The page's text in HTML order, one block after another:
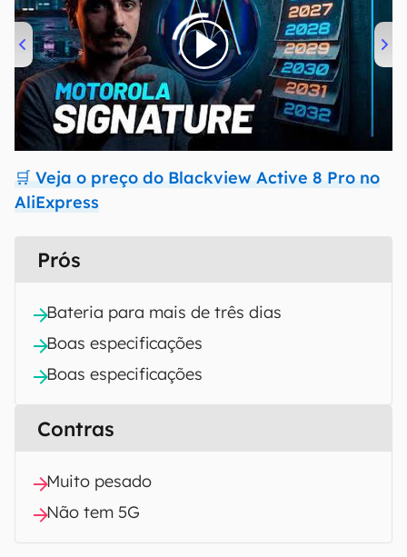
00:00/20:46
🛒 Veja o preço do Blackview Active 8 Pro no
AliExpress
Prós
Bateria para mais de três dias
Boas especificações
Boas especificações
Contras
Muito pesado
Não tem 5G